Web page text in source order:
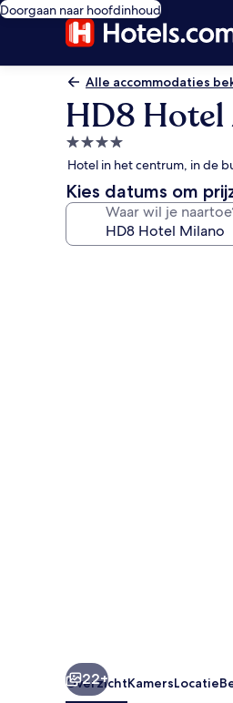
Doorgaan naar hoofdinhoud
Alle accommodaties
HD8
4.0-
sterrenaccommodatie
Hotel in het centrum, in de
Kies datums om
Waar wil je
22+
OverzichtKamersLocatie